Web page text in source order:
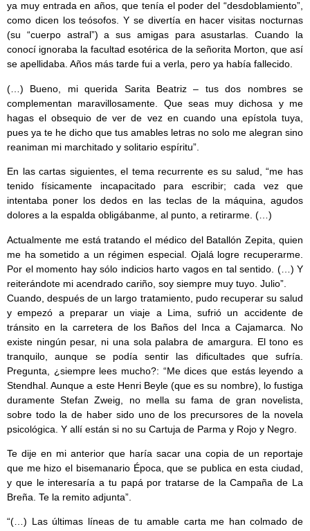
ya muy entrada en años, que tenía el poder del “desdoblamiento”,
como dicen los teósofos. Y se divertía en hacer visitas nocturnas
(su “cuerpo astral”) a sus amigas para asustarlas. Cuando la
conocí ignoraba la facultad esotérica de la señorita Morton, que así
se apellidaba. Años más tarde fui a verla, pero ya había fallecido.
(…) Bueno, mi querida Sarita Beatriz – tus dos nombres se
complementan maravillosamente. Que seas muy dichosa y me
hagas el obsequio de ver de vez en cuando una epístola tuya,
pues ya te he dicho que tus amables letras no solo me alegran sino
reaniman mi marchitado y solitario espíritu”.
En las cartas siguientes, el tema recurrente es su salud, “me has
tenido físicamente incapacitado para escribir; cada vez que
intentaba poner los dedos en las teclas de la máquina, agudos
dolores a la espalda obligábanme, al punto, a retirarme. (…)
Actualmente me está tratando el médico del Batallón Zepita, quien
me ha sometido a un régimen especial. Ojalá logre recuperarme.
Por el momento hay sólo indicios harto vagos en tal sentido. (…) Y
reiterándote mi acendrado cariño, soy siempre muy tuyo. Julio”.
Cuando, después de un largo tratamiento, pudo recuperar su salud
y empezó a preparar un viaje a Lima, sufrió un accidente de
tránsito en la carretera de los Baños del Inca a Cajamarca. No
existe ningún pesar, ni una sola palabra de amargura. El tono es
tranquilo, aunque se podía sentir las dificultades que sufría.
Pregunta, ¿siempre lees mucho?: “Me dices que estás leyendo a
Stendhal. Aunque a este Henri Beyle (que es su nombre), lo fustiga
duramente Stefan Zweig, no mella su fama de gran novelista,
sobre todo la de haber sido uno de los precursores de la novela
psicológica. Y allí están si no su Cartuja de Parma y Rojo y Negro.
Te dije en mi anterior que haría sacar una copia de un reportaje
que me hizo el bisemanario Época, que se publica en esta ciudad,
y que le interesaría a tu papá por tratarse de la Campaña de La
Breña. Te la remito adjunta”.
“(…) Las últimas líneas de tu amable carta me han colmado de